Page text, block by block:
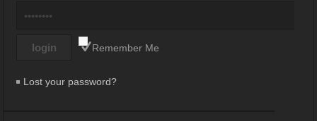
Remember Me
Lost your password?